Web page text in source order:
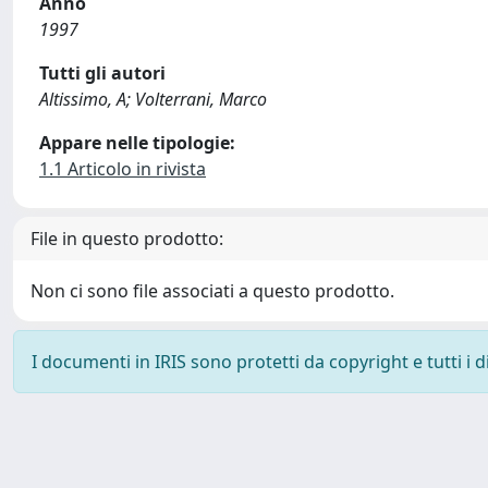
1997
Tutti gli autori
Altissimo, A; Volterrani, Marco
Appare nelle tipologie:
1.1 Articolo in rivista
File in questo prodotto:
Non ci sono file associati a questo prodotto.
I documenti in IRIS sono protetti da copyright e tutti i